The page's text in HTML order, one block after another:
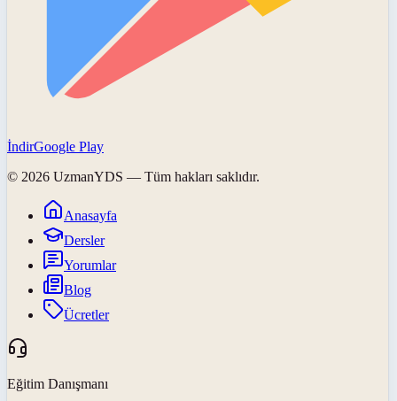
İndirGoogle Play
© 2026 UzmanYDS — Tüm hakları saklıdır.
Anasayfa
Dersler
Yorumlar
Blog
Ücretler
Eğitim Danışmanı